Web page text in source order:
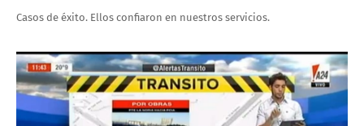
Casos de éxito. Ellos confiaron en nuestros servicios.